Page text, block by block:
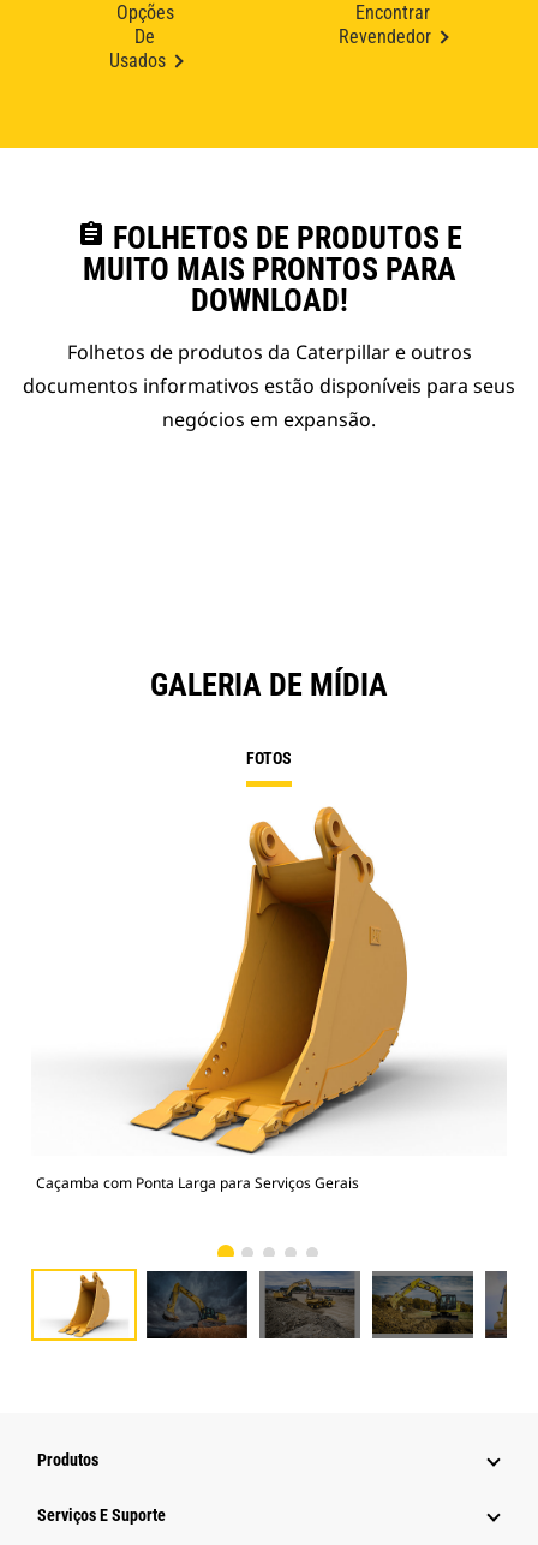
Opções
De
Usados
Encontrar
Revendedor
assignment FOLHETOS DE PRODUTOS E
MUITO MAIS PRONTOS PARA
DOWNLOAD!
Folhetos de produtos da Caterpillar e outros
documentos informativos estão disponíveis para seus
negócios em expansão.
GALERIA DE MÍDIA
FOTOS
Caçamba com Ponta Larga para Serviços Gerais
Produtos
Serviços E Suporte